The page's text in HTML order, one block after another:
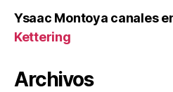
Ysaac Montoya canales
Kettering
Archivos